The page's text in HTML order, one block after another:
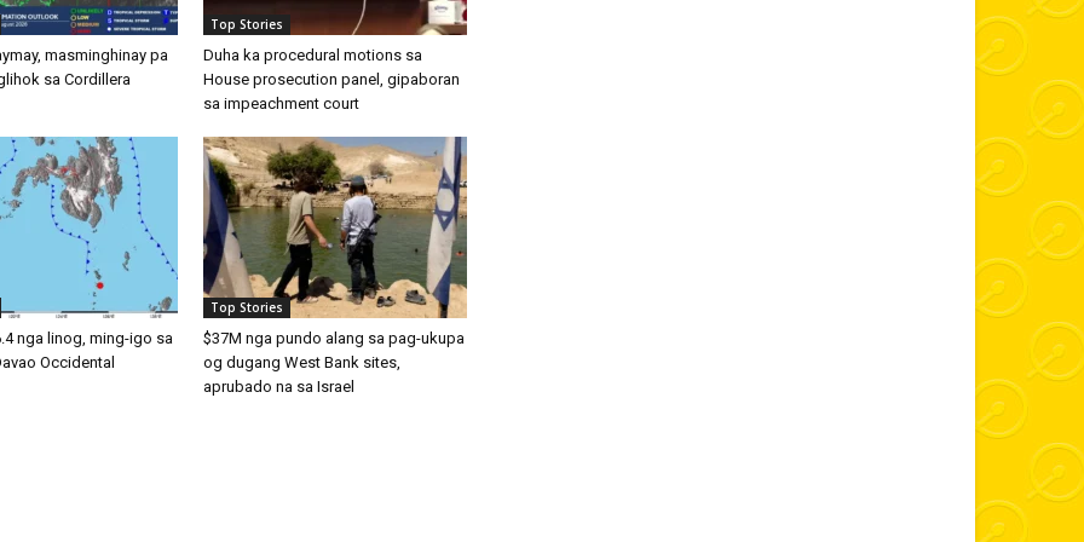
masminghinay pa
sa Cordillera
Top Stories
Duha ka procedural motions sa
House prosecution panel, gipaboran
sa impeachment court
nga linog, ming-igo sa
Occidental
Top Stories
$37M nga pundo alang sa pag-ukupa
og dugang West Bank sites,
aprubado na sa Israel